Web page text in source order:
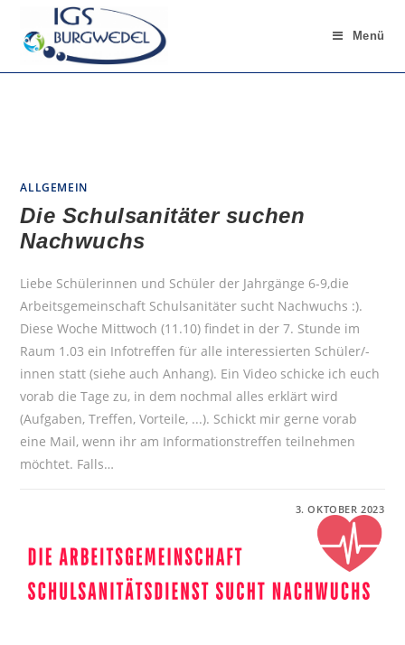
Menü
ALLGEMEIN
Die Schulsanitäter suchen
Nachwuchs
Liebe Schülerinnen und Schüler der Jahrgänge 6-9,die
Arbeitsgemeinschaft Schulsanitäter sucht Nachwuchs :).
Diese Woche Mittwoch (11.10) findet in der 7. Stunde im
Raum 1.03 ein Infotreffen für alle interessierten Schüler/-
innen statt (siehe auch Anhang). Ein Video schicke ich euch
vorab die Tage zu, in dem nochmal alles erklärt wird
(Aufgaben, Treffen, Vorteile, ...). Schickt mir gerne vorab
eine Mail, wenn ihr am Informationstreffen teilnehmen
möchtet. Falls…
NACHWUCHS
3. OKTOBER 2023